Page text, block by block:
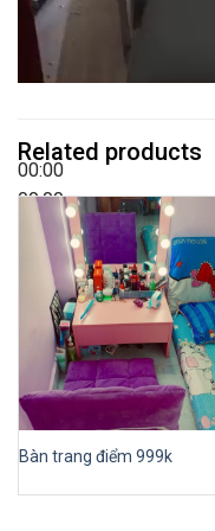
00:00
00:00
00:37
Related products
Bàn trang điểm 999k